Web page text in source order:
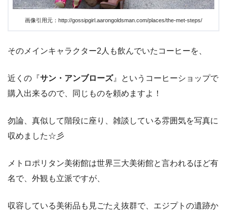
画像引用元：http://gossipgirl.aarongoldsman.com/places/the-met-steps/
そのメインキャラクター2人も飲んでいたコーヒーを、
近くの『サン・アンブローズ』というコーヒーショップで
購入出来るので、同じものを頼めますよ！
勿論、真似して階段に座り、雑談している雰囲気を写真に
収めました☆彡
メトロポリタン美術館は世界三大美術館と言われるほど有
名で、外観も立派ですが、
収容している美術品も見ごたえ抜群で、エジプトの遺跡か